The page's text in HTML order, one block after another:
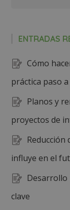
ENTRADAS
Cómo
práctica paso
Planos y
proyectos de
Reducción
influye en el
Desarrollo
clave